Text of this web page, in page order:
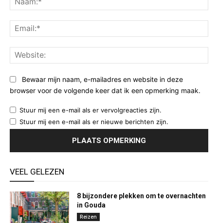
Bewaar mijn naam, e-mailadres en website in deze
browser voor de volgende keer dat ik een opmerking maak.
Stuur mij een e-mail als er vervolgreacties zijn.
Stuur mij een e-mail als er nieuwe berichten zijn.
VEEL GELEZEN
8 bijzondere plekken om te overnachten
in Gouda
Reizen